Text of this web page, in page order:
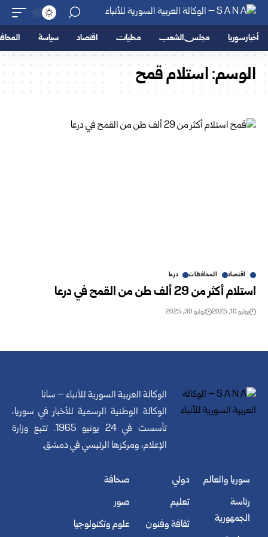
أخبار سوريا مجلس الشعب محليات اقتصاد سياسة
الوسم:استلام قمح
اقتصاد المحافظات درعا
استلام أكثر من 29 ألف طن من القمح في درعا
يوليو 10, 2025 يوليو 30, 2025
الوكالة العربية السورية للأنباء – سانا
الوكالة الوطنية الرسمية للأخبار في سوريا،
تأسست في 24 يونيو 1965. تتبع وزارة
الإعلام، ومركزها الرئيسي في دمشق.
سوريا والعالم
رئاسة
الجمهورية
دولي
تعليم
ثقافة وفنون
صحافة
صور
علوم وتكنولوجيا